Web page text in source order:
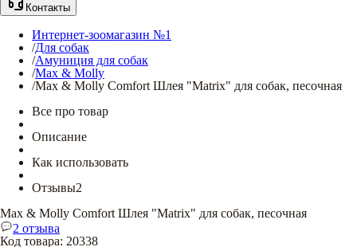
Контакты
Интернет-зоомагазин №1
/Для собак
/Амуниция для собак
/Max & Molly
/Max & Molly Comfort Шлея "Matrix" для собак, песочная
Все про товар
Описание
Как использовать
Отзывы2
Max & Molly Comfort Шлея "Matrix" для собак, песочная
2 отзыва
Код товара: 20338